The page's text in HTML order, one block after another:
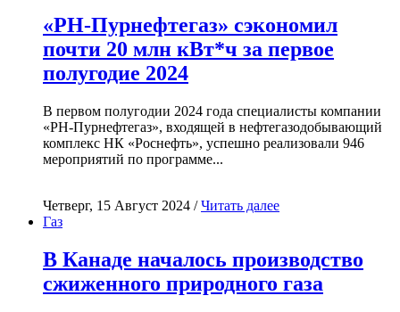
«РН-Пурнефтегаз» сэкономил
почти 20 млн кВт*ч за первое
полугодие 2024
В первом полугодии 2024 года специалисты компании
«РН-Пурнефтегаз», входящей в нефтегазодобывающий
комплекс НК «Роснефть», успешно реализовали 946
мероприятий по программе...
Четверг, 15 Август 2024 /Читать далее
Газ
В Канаде началось производство
сжиженного природного газа